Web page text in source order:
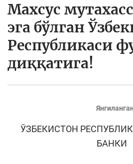
Махсус
эга бўлган
Республикаси
диққатига!
ЎЗБЕКИСТОН
БАНКИ